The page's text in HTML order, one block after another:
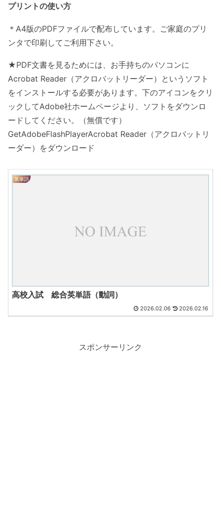
プリントの使い方
＊A4版のPDFファイルで配布しています。ご家庭のプリ
ンタで印刷してご利用下さい。
★PDF文書を見るためには、お手持ちのパソコンに
Acrobat Reader（アクロバットリーダー）というソフト
をインストールする必要があります。下のアイコンをクリ
ックしてAdobe社ホームページより、ソフトをダウンロ
ードしてください。（無償です）
GetAdobeFlashPlayerAcrobat Reader（アクロバットリ
ーダー）をダウンロード
英単語
高校入試 総合英単語（動詞）
2026.02.06 2026.02.16
スポンサーリンク